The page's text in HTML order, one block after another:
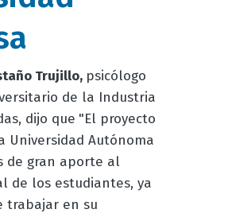
Trujillo, psicólogo
de la Industria
dijo que "El proyecto
Universidad Autónoma
de gran aporte al
de los estudiantes, ya
trabajar en su